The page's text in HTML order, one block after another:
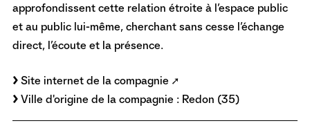
approfondissent cette relation étroite à l’espace public
et au public lui-même, cherchant sans cesse l’échange
direct, l’écoute et la présence.
Site internet de la compagnie
Ville d'origine de la compagnie : Redon (35)